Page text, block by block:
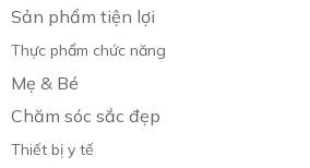
Sản phẩm tiện lợi
Thực phẩm chức năng
Mẹ & Bé
Chăm sóc sắc đẹp
Thiết bị y tế